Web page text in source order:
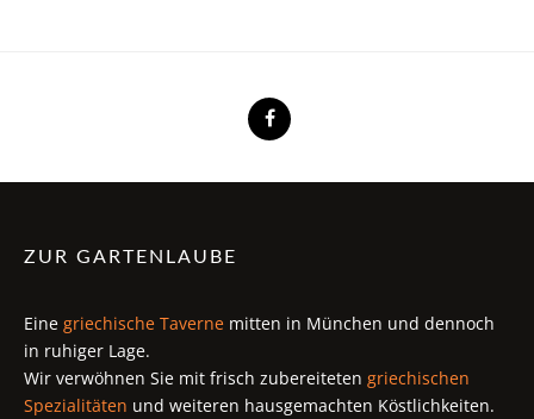
ZUR GARTENLAUBE
Eine griechische Taverne mitten in München und dennoch
in ruhiger Lage.
Wir verwöhnen Sie mit frisch zubereiteten griechischen
Spezialitäten und weiteren hausgemachten Köstlichkeiten.